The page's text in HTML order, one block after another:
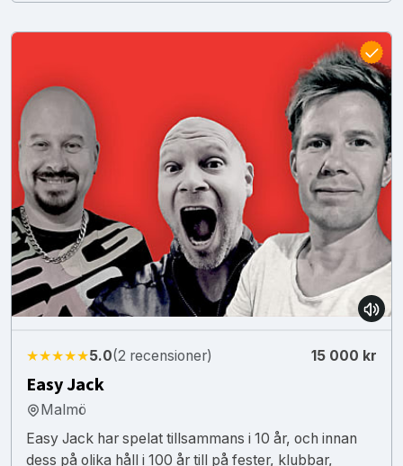
★★★★★5.0(2 recensioner) 15 000 kr
Easy Jack
Malmö
Easy Jack har spelat tillsammans i 10 år, och innan
dess på olika håll i 100 år till på fester, klubbar,